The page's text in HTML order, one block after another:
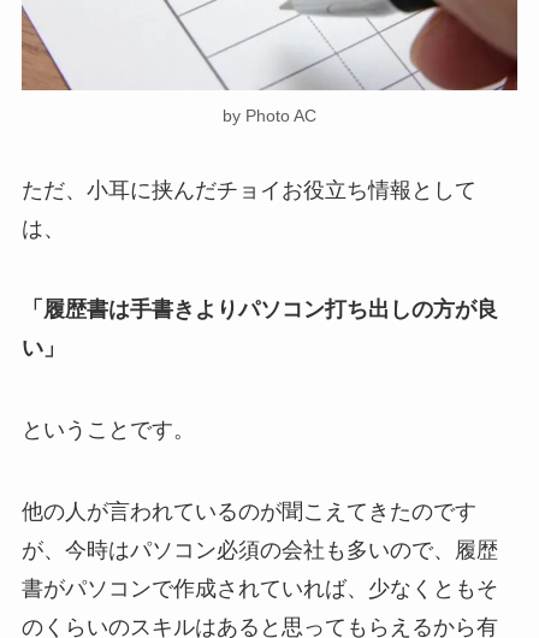
by Photo AC
ただ、小耳に挟んだチョイお役立ち情報として
は、
「履歴書は手書きよりパソコン打ち出しの方が良
い」
ということです。
他の人が言われているのが聞こえてきたのです
が、今時はパソコン必須の会社も多いので、履歴
書がパソコンで作成されていれば、少なくともそ
のくらいのスキルはあると思ってもらえるから有